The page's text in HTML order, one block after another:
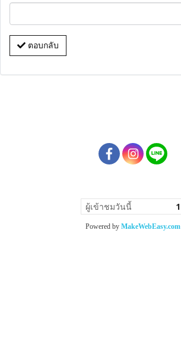
ตอบกลับ
ผู้เข้าชมวันนี้ 1
Powered by MakeWebEasy.com